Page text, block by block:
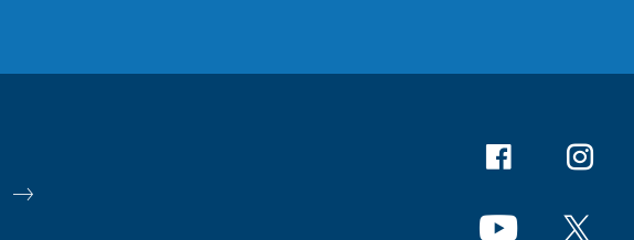
Facebook
YouTube X